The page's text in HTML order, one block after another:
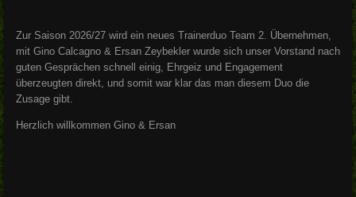
Zur Saison 2026/27 wird ein neues Trainerduo Team 2. Übernehmen,
mit Gino Calcagno & Ersan Zeybekler wurde sich unser Vorstand nach
guten Gesprächen schnell einig, Ehrgeiz und Engagement
überzeugten direkt, und somit war klar das man diesem Duo die
Zusage gibt.
Herzlich willkommen Gino & Ersan